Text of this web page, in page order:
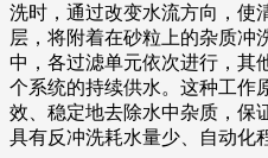
洗时，通过改变水流方向，使
层，将附着在砂粒上的杂质冲
中，各过滤单元依次进行，其
个系统的持续供水。这种工作
效、稳定地去除水中杂质，保
具有反冲洗耗水量少、自动化